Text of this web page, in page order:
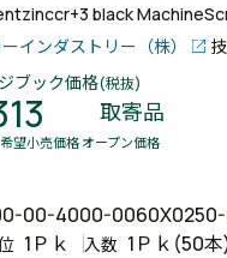
black
インダストリー（株）
ブック価格(税抜)
取寄品
望小売価格 オープン価格
00-4000-
1Ｐｋ 入数 1Ｐｋ(50